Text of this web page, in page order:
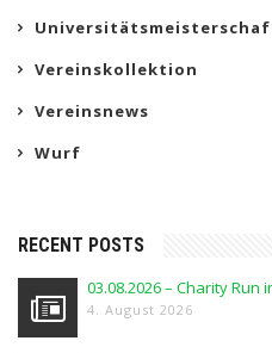
Vereinskollektion
Vereinsnews
Wurf
RECENT POSTS
03.08.2026 – Charity Run
4. August 2026